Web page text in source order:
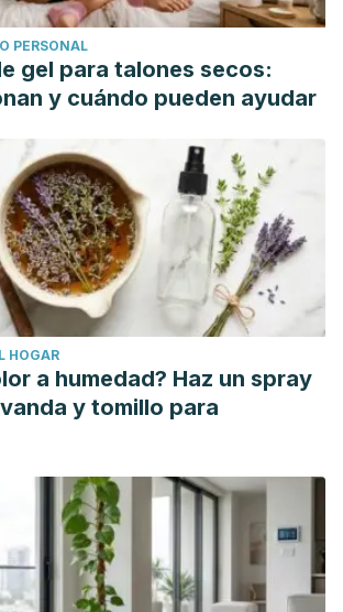
22:5, 56-
00913847.1994.11947639
et al. 2017. Compulsive exercise: links, risks
faced. Psychology Research and Behavior
pmc/articles/PMC5386595/
The obtuse nature of muscular strength:
of rest to its development and
of Applied Sports Science Research.
paper/The-Obtuse-
Strength%3A-The-of-Rest-
What's a normal resting heart rate?
www.mayoclinic.org/healthy-
Peter. (1998). Overtraining and
model. Sports medicine (Auckland,
PERSONAL
gel para talones secos:
y cuándo pueden ayudar
HOGAR
a humedad? Haz un spray
y tomillo para